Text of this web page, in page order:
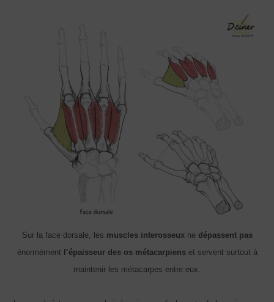
Sur la face dorsale, les muscles interosseuxne dépassent pas
énormément
l’épaisseur des os métacarpienset servent surtout à
maintenir les métacarpes entre eux.